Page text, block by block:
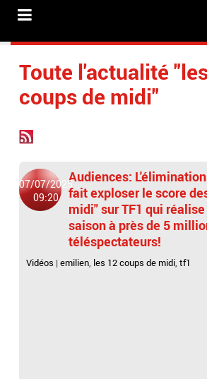
Toute l'actualité
coups de midi"
07/07/2025
09:20
Audiences:
fait exploser le score
midi" sur TF1 qui
saison à près de 5
téléspectateurs!
Vidéos |emilien, les 12 coups de midi,tf1